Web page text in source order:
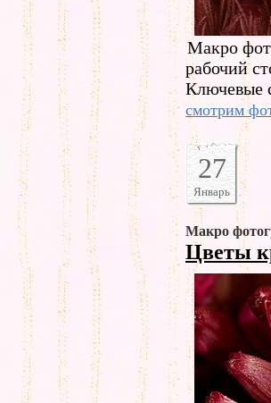
Макро
рабочий
Ключевые
смотрим
27
Январь
Макро
Цветы